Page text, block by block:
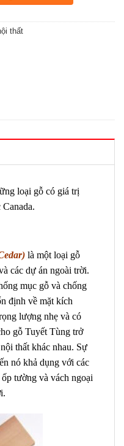
thất
loại gỗ có giá trị
là một loại gỗ
các dự án ngoài trời.
mục gỗ và chống
định về mặt kích
lượng nhẹ và có
gỗ Tuyết Tùng trở
thất khác nhau. Sự
nó khả dụng với các
tường và vách ngoại